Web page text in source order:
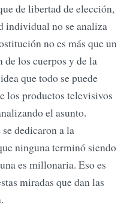
de libertad de elección,
individual no se analiza
no es más que un
los cuerpos y de la
que todo se puede
los productos televisivos
el asunto.
dedicaron a la
ninguna terminó siendo
es millonaria. Eso es
miradas que dan las